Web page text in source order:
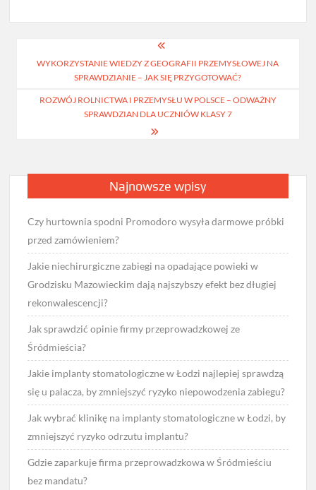
wpisu
WYKORZYSTANIE WIEDZY Z GEOGRAFII PRZEMYSŁOWEJ NA
SPRAWDZIANIE – JAK SIĘ PRZYGOTOWAĆ?
ROZWÓJ ROLNICTWA I PRZEMYSŁU W POLSCE – ODWAŻNY
SPRAWDZIAN DLA UCZNIÓW KLASY 7
Najnowsze wpisy
Czy hurtownia spodni Promodoro wysyła darmowe próbki
przed zamówieniem?
Jakie niechirurgiczne zabiegi na opadające powieki w
Grodzisku Mazowieckim dają najszybszy efekt bez długiej
rekonwalescencji?
Jak sprawdzić opinie firmy przeprowadzkowej ze
Śródmieścia?
Jakie implanty stomatologiczne w Łodzi najlepiej sprawdzą
się u palacza, by zmniejszyć ryzyko niepowodzenia zabiegu?
Jak wybrać klinikę na implanty stomatologiczne w Łodzi, by
zmniejszyć ryzyko odrzutu implantu?
Gdzie zaparkuje firma przeprowadzkowa w Śródmieściu
bez mandatu?